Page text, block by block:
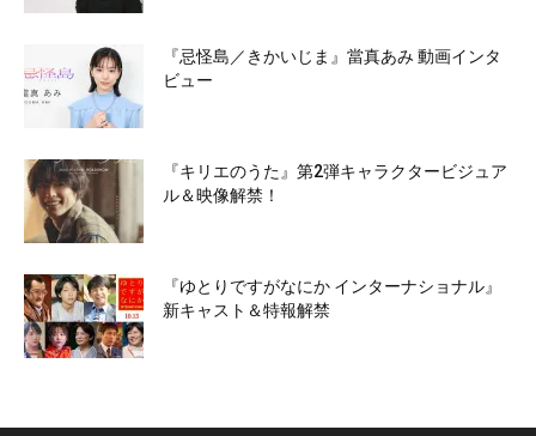
『忌怪島／きかいじま』當真あみ 動画インタ
ビュー
『キリエのうた』第2弾キャラクタービジュア
ル＆映像解禁！
『ゆとりですがなにか インターナショナル』
新キャスト＆特報解禁